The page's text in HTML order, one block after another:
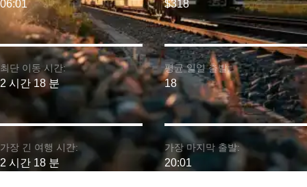
최단 이동 시간:
2 시간 18 분
06:01
가장 긴 여행 시간:
2 시간 18 분
$318
평균 일일 출발:
18
가장 마지막 출발:
20:01